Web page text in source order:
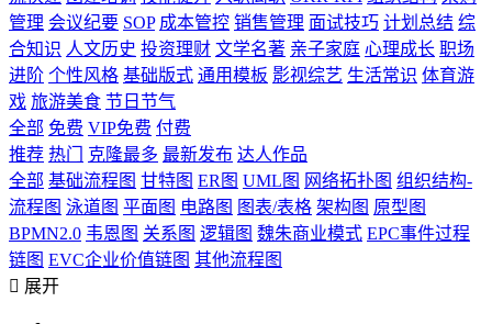
管理 会议纪要 SOP 成本管控 销售管理 面试技巧 计划总结 综
合知识 人文历史 投资理财 文学名著 亲子家庭 心理成长 职场
进阶 个性风格 基础版式 通用模板 影视综艺 生活常识 体育游
戏 旅游美食 节日节气
全部 免费 VIP免费 付费
推荐 热门 克隆最多 最新发布 达人作品
全部 基础流程图 甘特图 ER图 UML图 网络拓扑图 组织结构-
流程图 泳道图 平面图 电路图 图表/表格 架构图 原型图
BPMN2.0 韦恩图 关系图 逻辑图 魏朱商业模式 EPC事件过程
链图 EVC企业价值链图 其他流程图
 展开